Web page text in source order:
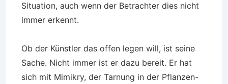
Situation, auch wenn der Betrachter dies nicht
immer erkennt.
Ob der Künstler das offen legen will, ist seine
Sache. Nicht immer ist er dazu bereit. Er hat
sich mit Mimikry, der Tarnung in der Pflanzen-